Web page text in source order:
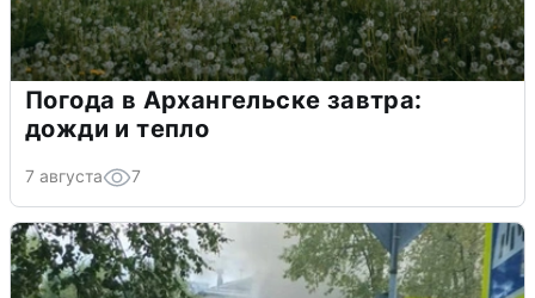
Погода в Архангельске завтра:
дожди и тепло
7 августа 7